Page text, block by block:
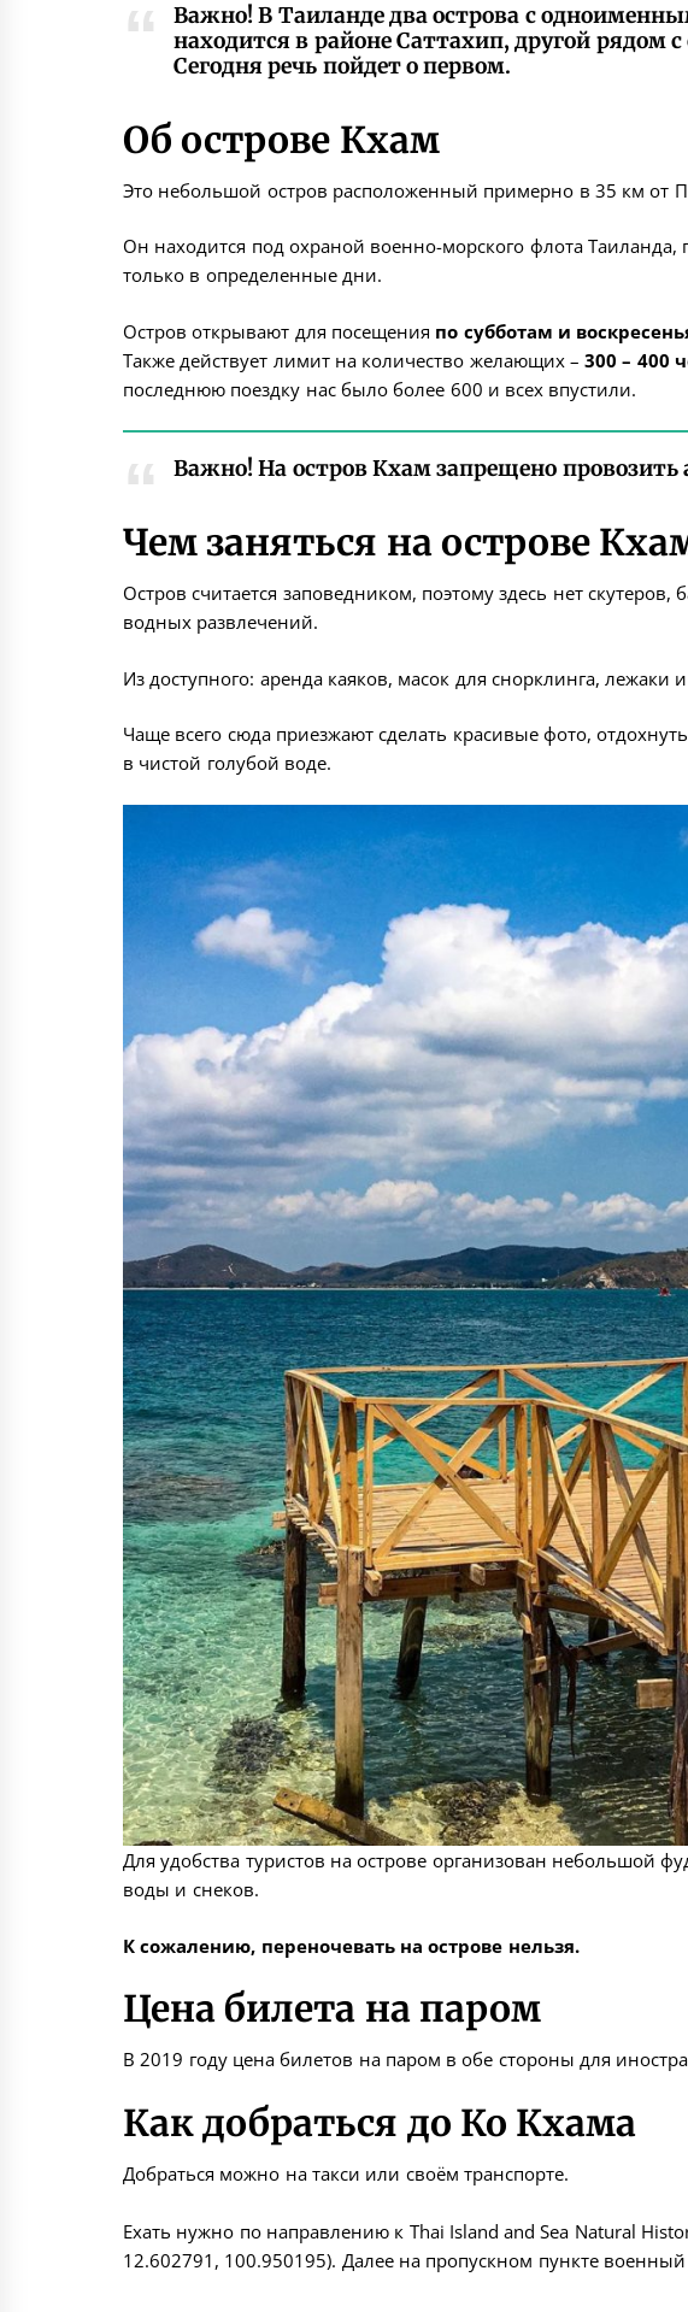
Важно! В Таиланде два острова с
находится в районе Саттахип, другой рядом
Сегодня речь пойдет о первом.
Об острове Кхам
Это небольшой остров расположенный примерно в 35 км от
Он находится под охраной военно-морского флота
только в определенные дни.
Остров открывают для посещения по субботам и
Также действует лимит на количество желающих –300 – 400
последнюю поездку нас было более 600 и всех впустили.
Важно! На остров Кхам запрещено провозить
Чем заняться на острове
Остров считается заповедником, поэтому здесь нет
водных развлечений.
Из доступного: аренда каяков, масок для снорклинга, лежаки
Чаще всего сюда приезжают сделать красивые фото,
в чистой голубой воде.
Для удобства туристов на острове организован небольшой
воды и снеков.
К сожалению, переночевать на острове нельзя.
Цена билета на паром
В 2019 году цена билетов на паром в обе стороны для
Как добраться до Ко Кхама
Добраться можно на такси или своём транспорте.
Ехать нужно по направлению к Thai Island and Sea Natural
12.602791, 100.950195). Далее на пропускном пункте